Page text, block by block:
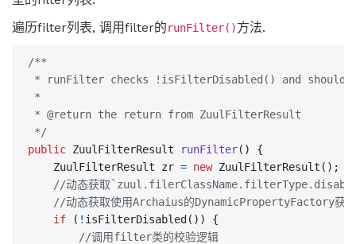
遍历filter列表, 调用filter的runFilter()方法.
*/
public ZuulFilterResult runFilter()
{
ZuulFilterResult
zr = new ZuulFilterResult ();
//动态获取
//动态获取使用Archaius的DynamicPropertyFactory获
if
( ! isFilterDisabled())
{
//调用filter类的校验逻辑